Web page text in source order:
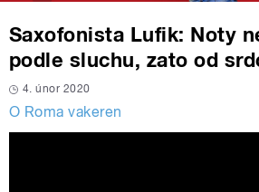
Saxofonista Lufik: Noty
podle sluchu, zato od
4. únor 2020
O Roma vakeren